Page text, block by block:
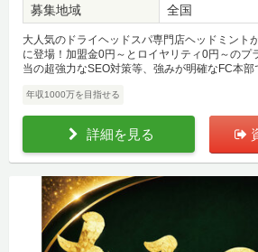
募集地域
全国
大人気のドライヘッドスパ専門店ヘッドミント
に登場！加盟金0円～とロイヤリティ0円～のプ
当の超強力なSEO対策等、強みが明確なFC本部
年収1000万を目指せる
詳細を見る